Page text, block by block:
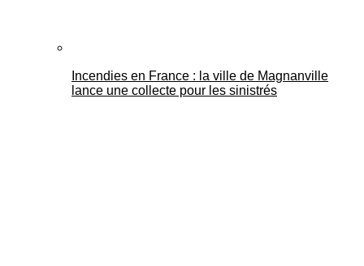
Incendies en France : la ville de Magnanville
lance une collecte pour les sinistrés